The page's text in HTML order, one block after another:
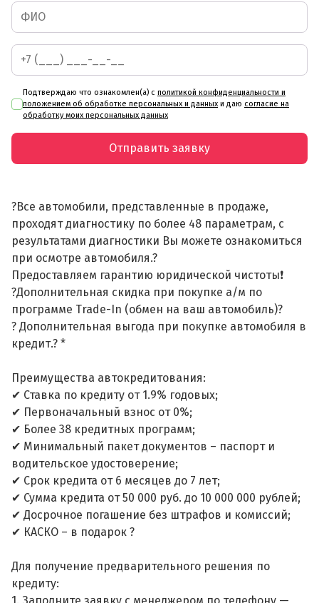
Подтверждаю что ознакомлен(а) с политикой конфиденциальности и
положением об обработке персональных и данных и даю согласие на
обработку моих персональных данных
Отправить заявку
?Все автомобили, представленные в продаже,
проходят диагностику по более 48 параметрам, с
результатами диагностики Вы можете ознакомиться
при осмотре автомобиля.?
Предоставляем гарантию юридической чистоты❗
?Дополнительная скидка при покупке а/м по
программе Trade-In (обмен на ваш автомобиль)?
? Дополнительная выгода при покупке автомобиля в
кредит.? *
Преимущества автокредитования:
✔ Ставка по кредиту от 1.9% годовых;
✔ Первоначальный взнос от 0%;
✔ Более 38 кредитных программ;
✔ Минимальный пакет документов – паспорт и
водительское удостоверение;
✔ Срок кредита от 6 месяцев до 7 лет;
✔ Сумма кредита от 50 000 руб. до 10 000 000 рублей;
✔ Досрочное погашение без штрафов и комиссий;
✔ КАСКО – в подарок ?
Для получение предварительного решения по
кредиту: